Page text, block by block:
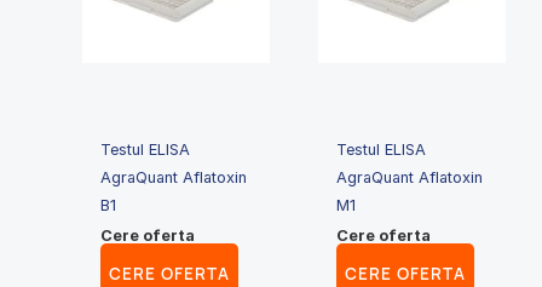
Testul ELISA
AgraQuant Aflatoxin
B1
Cere oferta
CERE OFERTA
Testul ELISA
AgraQuant Aflatoxin
M1
Cere oferta
CERE OFERTA